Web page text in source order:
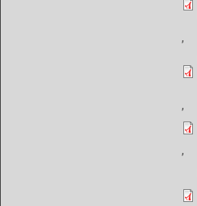
,
,
,